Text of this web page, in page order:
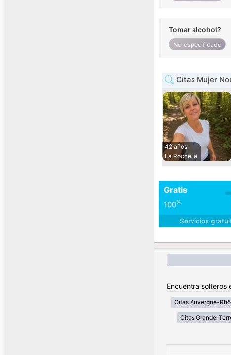
Tomar alcohol?
No especificado
Citas Mujer
42 años
La Rochelle
Gratis
100%
Servicios
Encuentra solteros
Citas Auvergne-
Citas Grande-